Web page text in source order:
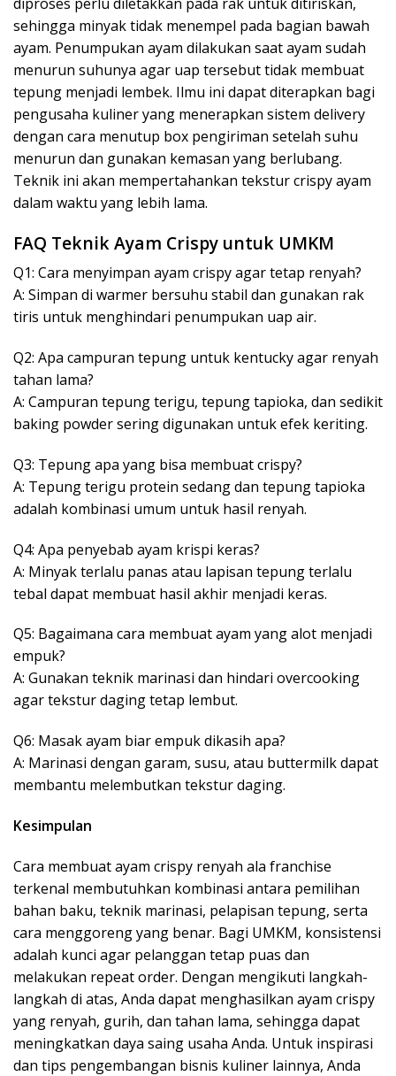
sehingga minyak tidak menempel pada bagian bawah
ayam. Penumpukan ayam dilakukan saat ayam sudah
menurun suhunya agar uap tersebut tidak membuat
tepung menjadi lembek. Ilmu ini dapat diterapkan bagi
pengusaha kuliner yang menerapkan sistem delivery
dengan cara menutup box pengiriman setelah suhu
menurun dan gunakan kemasan yang berlubang.
Teknik ini akan mempertahankan tekstur crispy ayam
dalam waktu yang lebih lama.
FAQ Teknik Ayam Crispy untuk UMKM
Q1: Cara menyimpan ayam crispy agar tetap renyah?
A: Simpan di warmer bersuhu stabil dan gunakan rak
tiris untuk menghindari penumpukan uap air.
Q2: Apa campuran tepung untuk kentucky agar renyah
tahan lama?
A: Campuran tepung terigu, tepung tapioka, dan sedikit
baking powder sering digunakan untuk efek keriting.
Q3: Tepung apa yang bisa membuat crispy?
A: Tepung terigu protein sedang dan tepung tapioka
adalah kombinasi umum untuk hasil renyah.
Q4: Apa penyebab ayam krispi keras?
A: Minyak terlalu panas atau lapisan tepung terlalu
tebal dapat membuat hasil akhir menjadi keras.
Q5: Bagaimana cara membuat ayam yang alot menjadi
empuk?
A: Gunakan teknik marinasi dan hindari overcooking
agar tekstur daging tetap lembut.
Q6: Masak ayam biar empuk dikasih apa?
A: Marinasi dengan garam, susu, atau buttermilk dapat
membantu melembutkan tekstur daging.
Kesimpulan
Cara membuat ayam crispy renyah ala franchise
terkenal membutuhkan kombinasi antara pemilihan
bahan baku, teknik marinasi, pelapisan tepung, serta
cara menggoreng yang benar. Bagi UMKM, konsistensi
adalah kunci agar pelanggan tetap puas dan
melakukan repeat order. Dengan mengikuti langkah-
langkah di atas, Anda dapat menghasilkan ayam crispy
yang renyah, gurih, dan tahan lama, sehingga dapat
meningkatkan daya saing usaha Anda. Untuk inspirasi
dan tips pengembangan bisnis kuliner lainnya, Anda